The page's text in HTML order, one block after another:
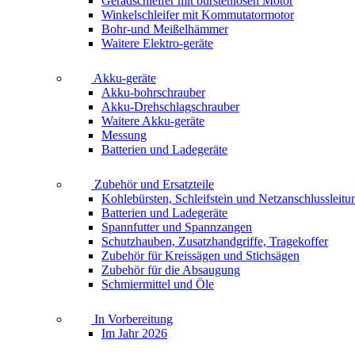
Winkelschleifer mit Kommutatormotor
Bohr-und Meißelhämmer
Waitere Elektro-geräte
Akku-geräte
Akku-bohrschrauber
Akku-Drehschlagschrauber
Waitere Akku-geräte
Messung
Batterien und Ladegeräte
Zubehör und Ersatzteile
Kohlebürsten, Schleifstein und
Batterien und Ladegeräte
Spannfutter und Spannzangen
Schutzhauben, Zusatzhandgriffe, Tragekoffer
Zubehör für Kreissägen und Stichsägen
Zubehör für die Absaugung
Schmiermittel und Öle
In Vorbereitung
Im Jahr 2026